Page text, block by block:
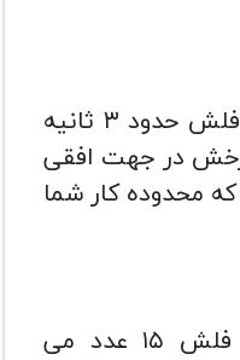
حداکثر مدت بازیابی این فلش حدود ۳ ثانیه
در جهت افقی
را دارد که محدوده کار شما
تعداد کانال‌های ارتباطی فلش ۱۵ عدد می